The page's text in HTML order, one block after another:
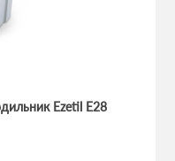
Ezetil E28